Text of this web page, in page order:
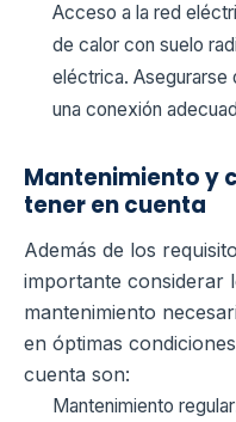
Acceso a la red
de calor con suelo
eléctrica. Asegurarse
una conexión
Mantenimiento y
tener en cuenta
Además de los
importante considerar
mantenimiento
en óptimas
cuenta son:
Mantenimiento